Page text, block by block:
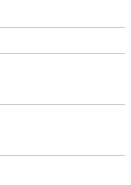
研究所
ア